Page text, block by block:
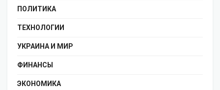
ПОЛИТИКА
ТЕХНОЛОГИИ
УКРАИНА И МИР
ФИНАНСЫ
ЭКОНОМИКА